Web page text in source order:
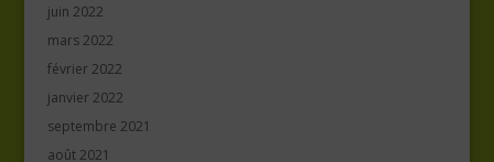
juin 2022
mars 2022
février 2022
janvier 2022
septembre 2021
août 2021